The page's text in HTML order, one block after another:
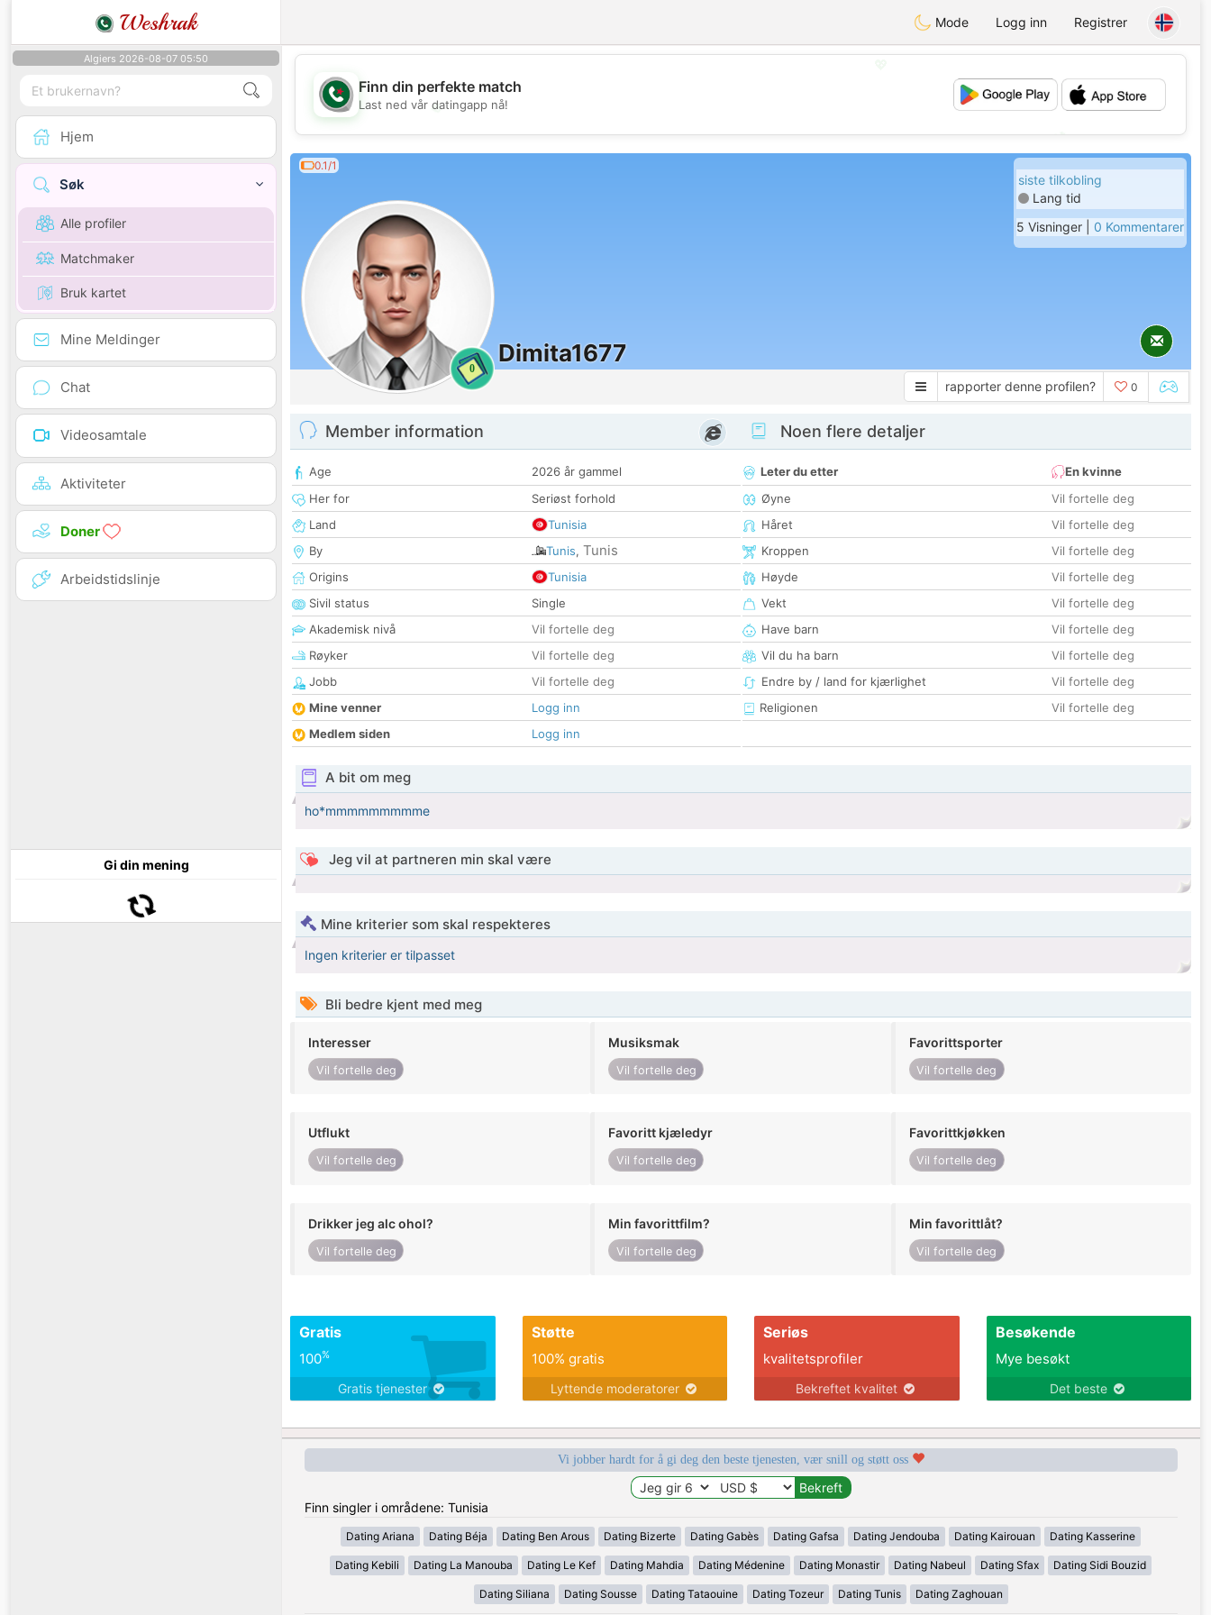
Weshrak Mode Logg inn Registrer
Algiers 2026-08-07 05:50
Hjem
Søk
Alle profiler
Matchmaker
Bruk kartet
Mine Meldinger
Chat
Videosamtale
Aktiviteter
Doner
Arbeidstidslinje
Gi din mening
💖
💕
Finn din perfekte match
Last ned vår datingapp nå!
0.1/1
0
Dimita1677
siste tilkobling
Lang tid
5 Visninger | 0 Kommentarer
rapporter denne profilen? 0
Member information
Age
2026 år gammel
Her for
Seriøst forhold
Land
Tunisia
By
Tunis, Tunis
Origins
Tunisia
Sivil status
Single
Akademisk nivå
Vil fortelle deg
Røyker
Vil fortelle deg
Jobb
Vil fortelle deg
Mine venner
Logg inn
Medlem siden
Logg inn
Noen flere detaljer
Leter du etter
En kvinne
Øyne
Vil fortelle deg
Håret
Vil fortelle deg
Kroppen
Vil fortelle deg
Høyde
Vil fortelle deg
Vekt
Vil fortelle deg
Have barn
Vil fortelle deg
Vil du ha barn
Vil fortelle deg
Endre by / land for kjærlighet
Vil fortelle deg
Religionen
Vil fortelle deg
A bit om meg
ho*mmmmmmmmme
Jeg vil at partneren min skal være
Mine kriterier som skal respekteres
Ingen kriterier er tilpasset
Bli bedre kjent med meg
Interesser
Vil fortelle deg
Musiksmak
Vil fortelle deg
Favorittsporter
Vil fortelle deg
Utflukt
Vil fortelle deg
Favoritt kjæledyr
Vil fortelle deg
Favorittkjøkken
Vil fortelle deg
Drikker jeg alc ohol?
Vil fortelle deg
Min favorittfilm?
Vil fortelle deg
Min favorittlåt?
Vil fortelle deg
Gratis
100%
Gratis tjenester
Støtte
100% gratis
Lyttende moderatorer
Seriøs
kvalitetsprofiler
Bekreftet kvalitet
Besøkende
Mye besøkt
Det beste
Vi jobber hardt for å gi deg den beste tjenesten, vær snill og støtt oss
Finn singler i områdene: Tunisia
Dating Ariana Dating Béja Dating Ben Arous Dating Bizerte Dating Gabès Dating Gafsa Dating Jendouba Dating Kairouan Dating Kasserine
Dating Kebili Dating La Manouba Dating Le Kef Dating Mahdia Dating Médenine Dating Monastir Dating Nabeul Dating Sfax Dating Sidi Bouzid
Dating Siliana Dating Sousse Dating Tataouine Dating Tozeur Dating Tunis Dating Zaghouan